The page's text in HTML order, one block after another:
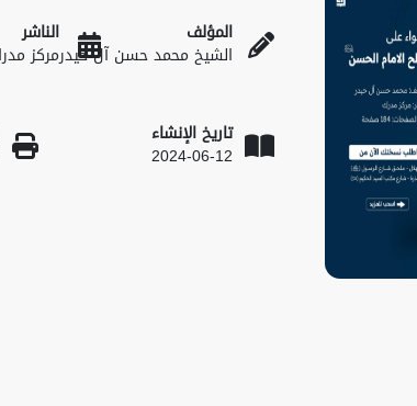
المؤلف
الشيخ محمد حسن آل حيدر
تاريخ الإنشاء
2024-06-12
الناشر
مركز